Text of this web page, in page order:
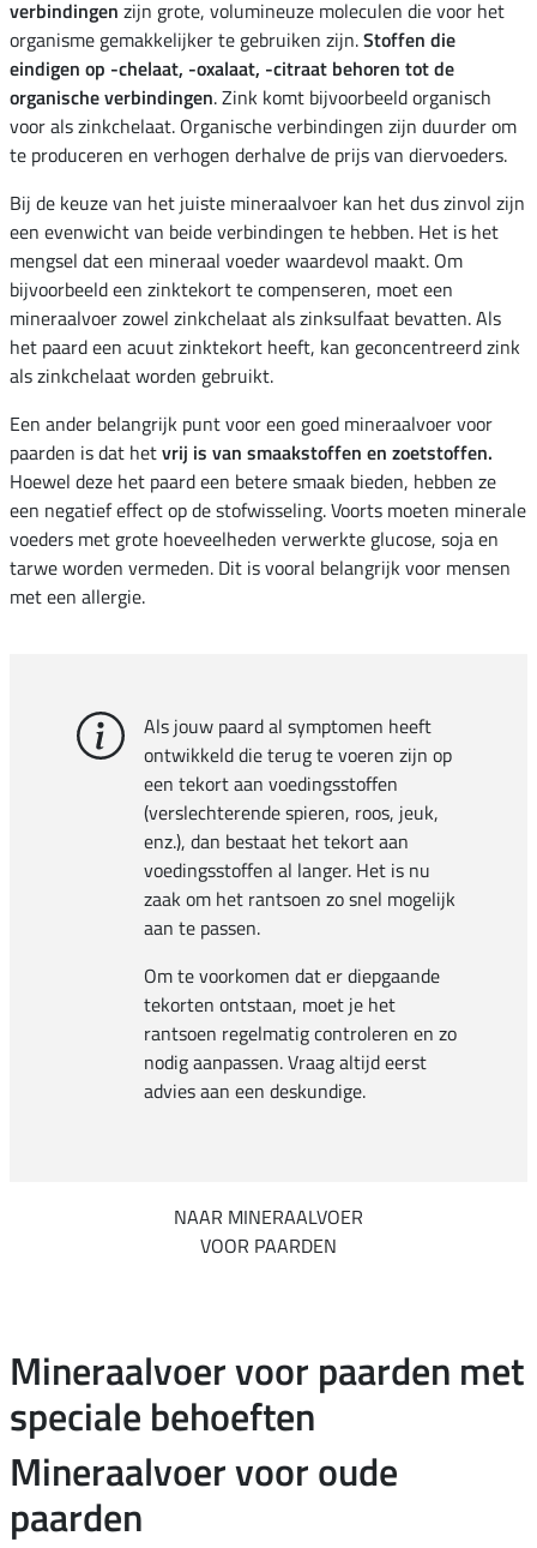
verbindingen zijn grote, volumineuze moleculen die voor het
organisme gemakkelijker te gebruiken zijn.Stoffen die
eindigen op -chelaat, -oxalaat, -citraat behoren tot de
organische verbindingen. Zink komt bijvoorbeeld organisch
voor als zinkchelaat. Organische verbindingen zijn duurder om
te produceren en verhogen derhalve de prijs van diervoeders.
Bij de keuze van het juiste mineraalvoer kan het dus zinvol zijn
een evenwicht van beide verbindingen te hebben. Het is het
mengsel dat een mineraal voeder waardevol maakt. Om
bijvoorbeeld een zinktekort te compenseren, moet een
mineraalvoer zowel zinkchelaat als zinksulfaat bevatten. Als
het paard een acuut zinktekort heeft, kan geconcentreerd zink
als zinkchelaat worden gebruikt.
Een ander belangrijk punt voor een goed mineraalvoer voor
paarden is dat hetvrij is van smaakstoffen en zoetstoffen.
Hoewel deze het paard een betere smaak bieden, hebben ze
een negatief effect op de stofwisseling. Voorts moeten minerale
voeders met grote hoeveelheden verwerkte glucose, soja en
tarwe worden vermeden. Dit is vooral belangrijk voor mensen
met een allergie.
Als jouw paard al symptomen heeft
ontwikkeld die terug te voeren zijn op
een tekort aan voedingsstoffen
(verslechterende spieren, roos, jeuk,
enz.), dan bestaat het tekort aan
voedingsstoffen al langer. Het is nu
zaak om het rantsoen zo snel mogelijk
aan te passen.
Om te voorkomen dat er diepgaande
tekorten ontstaan, moet je het
rantsoen regelmatig controleren en zo
nodig aanpassen. Vraag altijd eerst
advies aan een deskundige.
NAAR MINERAALVOER
VOOR PAARDEN
Mineraalvoer voor paarden met
speciale behoeften
Mineraalvoer voor oude
paarden